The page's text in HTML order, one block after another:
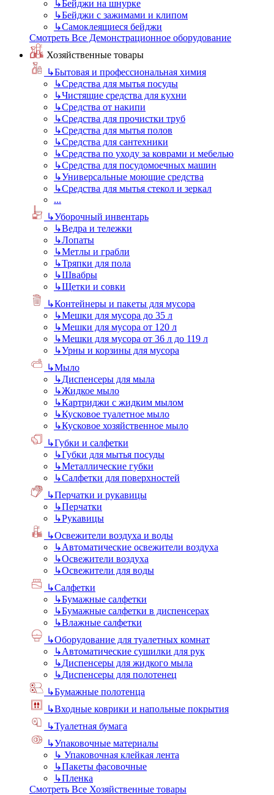
↳Бейджи на шнурке
↳Бейджи с зажимами и клипом
↳Самоклеящиеся бейджи
Смотреть Все Демонстрационное оборудование
Хозяйственные товары
↳Бытовая и профессиональная химия
↳Средства для мытья посуды
↳Чистящие средства для кухни
↳Средства от накипи
↳Средства для прочистки труб
↳Средства для мытья полов
↳Средства для сантехники
↳Средства по уходу за коврами и мебелью
↳Средства для посудомоечных машин
↳Универсальные моющие средства
↳Средства для мытья стекол и зеркал
...
↳Уборочный инвентарь
↳Ведра и тележки
↳Лопаты
↳Метлы и грабли
↳Тряпки для пола
↳Швабры
↳Щетки и совки
↳Контейнеры и пакеты для мусора
↳Мешки для мусора до 35 л
↳Мешки для мусора от 120 л
↳Мешки для мусора от 36 л до 119 л
↳Урны и корзины для мусора
↳Мыло
↳Диспенсеры для мыла
↳Жидкое мыло
↳Картриджи с жидким мылом
↳Кусковое туалетное мыло
↳Кусковое хозяйственное мыло
↳Губки и салфетки
↳Губки для мытья посуды
↳Металлические губки
↳Салфетки для поверхностей
↳Перчатки и рукавицы
↳Перчатки
↳Рукавицы
↳Освежители воздуха и воды
↳Автоматические освежители воздуха
↳Освежители воздуха
↳Освежители для воды
↳Салфетки
↳Бумажные салфетки
↳Бумажные салфетки в диспенсерах
↳Влажные салфетки
↳Оборудование для туалетных комнат
↳Автоматические сушилки для рук
↳Диспенсеры для жидкого мыла
↳Диспенсеры для полотенец
↳Бумажные полотенца
↳Входные коврики и напольные покрытия
↳Туалетная бумага
↳Упаковочные материалы
↳ Упаковочная клейкая лента
↳Пакеты фасовочные
↳Пленка
Смотреть Все Хозяйственные товары